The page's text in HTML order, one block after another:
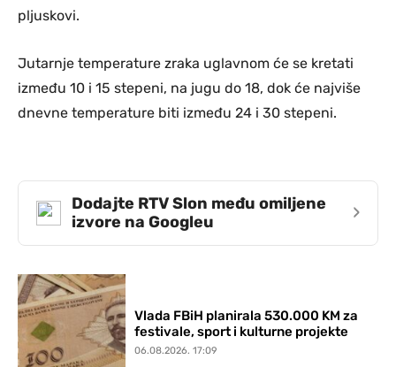
pljuskovi.
Jutarnje temperature zraka uglavnom će se kretati
između 10 i 15 stepeni, na jugu do 18, dok će najviše
dnevne temperature biti između 24 i 30 stepeni.
Dodajte RTV Slon među omiljene
izvore na Googleu
›
Vlada FBiH planirala 530.000 KM za
festivale, sport i kulturne projekte
06.08.2026. 17:09